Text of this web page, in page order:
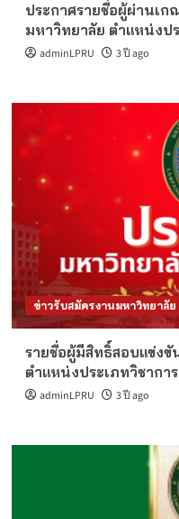
ประกาศรายชื่อผู้ผ่านเ
มหาวิทยาลัย ตำแหน่งป
adminLPRU 3 ปี ago
ข่าวรับสมัครงานมหาวิทยาลัย
รายชื่อผู้มีสิทธิ์สอบแข่ง
ตำแหน่งประเภทวิชากา
adminLPRU 3 ปี ago